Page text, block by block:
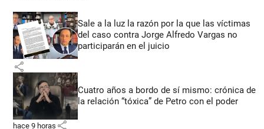
Sale a la luz la razón por la que las víctimas
del caso contra Jorge Alfredo Vargas no
participarán en el juicio
share
Cuatro años a bordo de sí mismo: crónica de
la relación “tóxica” de Petro con el poder
hace 9 horas share